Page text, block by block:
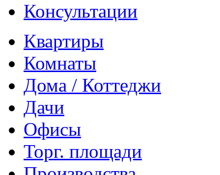
Консультации
Квартиры
Комнаты
Дома / Коттеджи
Дачи
Офисы
Торг. площади